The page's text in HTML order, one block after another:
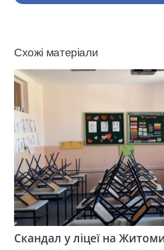
Схожі матеріали
Скандал у ліцеї на